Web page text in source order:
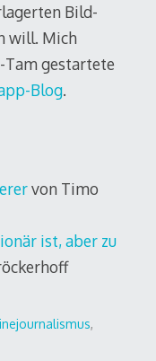
Bild-
will. Mich
gestartete
Blog.
von Timo
ist, aber zu
,